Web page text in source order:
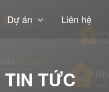
Dự án Liên hệ
TIN TỨC